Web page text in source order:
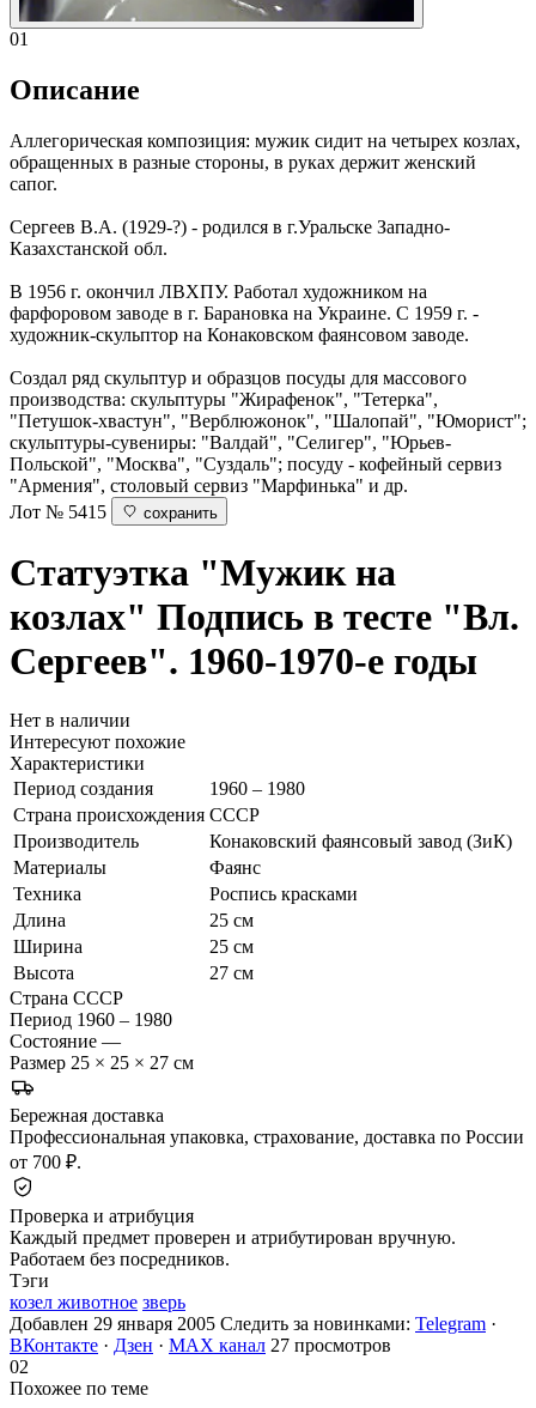
01
Описание
Аллегорическая композиция: мужик сидит на четырех козлах,
обращенных в разные стороны, в руках держит женский
сапог.
Сергеев В.А. (1929-?) - родился в г.Уральске Западно-
Казахстанской обл.
В 1956 г. окончил ЛВХПУ. Работал художником на
фарфоровом заводе в г. Барановка на Украине. С 1959 г. -
художник-скульптор на Конаковском фаянсовом заводе.
Создал ряд скульптур и образцов посуды для массового
производства: скульптуры "Жирафенок", "Тетерка",
"Петушок-хвастун", "Верблюжонок", "Шалопай", "Юморист";
скульптуры-сувениры: "Валдай", "Селигер", "Юрьев-
Польской", "Москва", "Суздаль"; посуду - кофейный сервиз
"Армения", столовый сервиз "Марфинька" и др.
Лот № 5415
сохранить
Статуэтка "Мужик на
козлах" Подпись в тесте "Вл.
Сергеев". 1960-1970-е годы
Нет в наличии
Интересуют похожие
Характеристики
Период создания
1960 – 1980
Страна происхождения СССР
Производитель
Конаковский фаянсовый завод (ЗиК)
Материалы
Фаянс
Техника
Роспись красками
Длина
25 см
Ширина
25 см
Высота
27 см
Страна СССР
Период 1960 – 1980
Состояние —
Размер 25 × 25 × 27 см
Бережная доставка
Профессиональная упаковка, страхование, доставка по России
от 700 ₽.
Проверка и атрибуция
Каждый предмет проверен и атрибутирован вручную.
Работаем без посредников.
Тэги
козел животное зверь
Добавлен 29 января 2005 Следить за новинками: Telegram ·
ВКонтакте · Дзен · MAX канал 27 просмотров
02
Похожее по теме